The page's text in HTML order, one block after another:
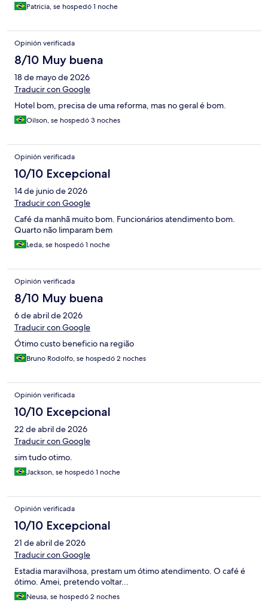
Patricia, se hospedó 1 noche
Opinión verificada
8/10 Muy buena
18 de mayo de 2026
Traducir con Google
Hotel bom, precisa de uma reforma, mas no geral é bom.
Oilson, se hospedó 3 noches
Opinión verificada
10/10 Excepcional
14 de junio de 2026
Traducir con Google
Café da manhã muito bom. Funcionários atendimento bom.
Quarto não limparam bem
Leda, se hospedó 1 noche
Opinión verificada
8/10 Muy buena
6 de abril de 2026
Traducir con Google
Ótimo custo beneficio na região
Bruno Rodolfo, se hospedó 2 noches
Opinión verificada
10/10 Excepcional
22 de abril de 2026
Traducir con Google
sim tudo otimo.
Jackson, se hospedó 1 noche
Opinión verificada
10/10 Excepcional
21 de abril de 2026
Traducir con Google
Estadia maravilhosa, prestam um ótimo atendimento. O café é
ótimo. Amei, pretendo voltar...
Neusa, se hospedó 2 noches